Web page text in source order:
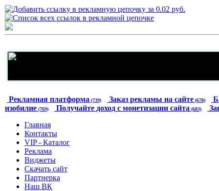
Рекламная платформа (739) Заказ рекламы на сайте (678)
изобилие (769) Получайте доход с монетизации сайта (683)
Главная
Контакты
VIP - Каталог
Реклама
Виджеты
Скачать сайт
Партнерка
Наш ВК